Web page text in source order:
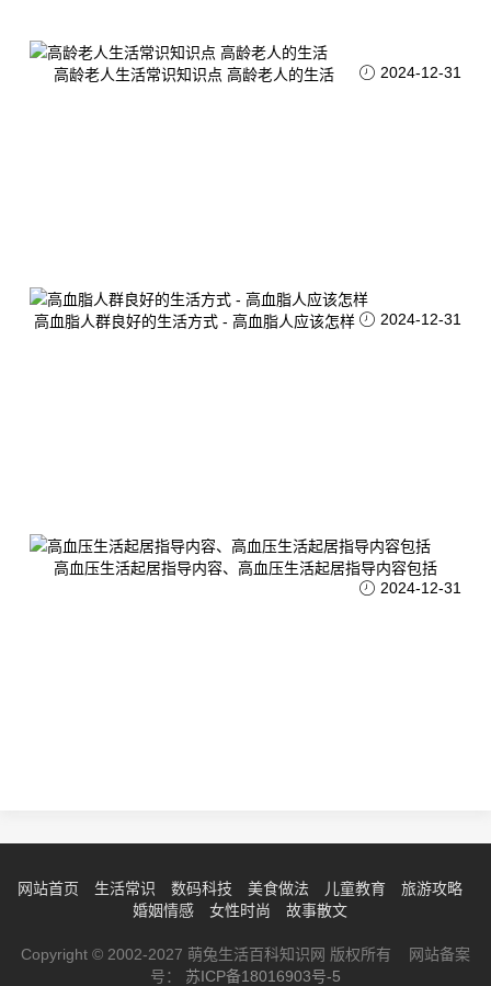
高龄老人生活常识知识点 高龄老人的生活 2024-12-31
高血脂人群良好的生活方式 - 高血脂人应该怎样 2024-12-31
高血压生活起居指导内容、高血压生活起居指导内容包括
2024-12-31
网站首页 生活常识 数码科技 美食做法 儿童教育
旅游攻略
婚姻情感
女性时尚 故事散文
Copyright © 2002-2027 萌兔生活百科知识网 版权所有 网站备案
号： 苏ICP备18016903号-5